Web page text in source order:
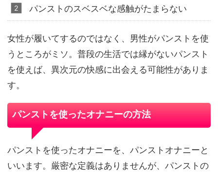
パンストのスベスベな感触がたまらない
女性が履いてするのではなく、男性がパンストを使
うところがミソ。普段の生活では縁がないパンスト
を使えば、異次元の快感に出会える可能性がありま
す。
パンストを使ったオナニーの方法
パンストを使ったオナニーを、パンストオナニーと
いいます。厳密な定義はありませんが、パンストの